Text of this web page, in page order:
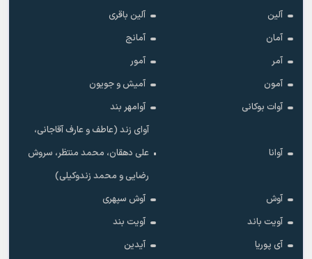
آلین
آلین باقری
آمان
آمانج
آمر
آمور
آمون
آمیش و جویون
آوات بوکانی
آوامهر بند
آوانا
آوای زند (عاطف و عارف آقاجانی،
علی دهقان، محمد منتظر، سروش
رضایی و محمد زندوکیلی)
آوش
آوش سپهری
آویت باند
آویت بند
آی پوریا
آیدین